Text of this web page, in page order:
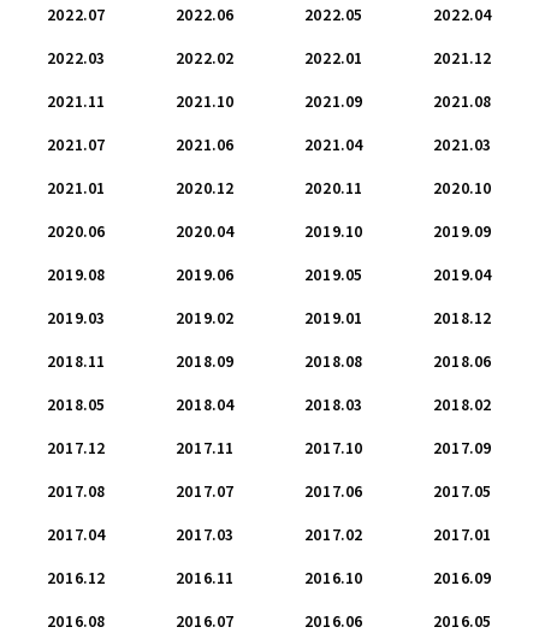
2022.07 2022.06 2022.05 2022.04
2022.03 2022.02 2022.01 2021.12
2021.11 2021.10 2021.09 2021.08
2021.07 2021.06 2021.04 2021.03
2021.01 2020.12 2020.11 2020.10
2020.06 2020.04 2019.10 2019.09
2019.08 2019.06 2019.05 2019.04
2019.03 2019.02 2019.01 2018.12
2018.11 2018.09 2018.08 2018.06
2018.05 2018.04 2018.03 2018.02
2017.12 2017.11 2017.10 2017.09
2017.08 2017.07 2017.06 2017.05
2017.04 2017.03 2017.02 2017.01
2016.12 2016.11 2016.10 2016.09
2016.08 2016.07 2016.06 2016.05